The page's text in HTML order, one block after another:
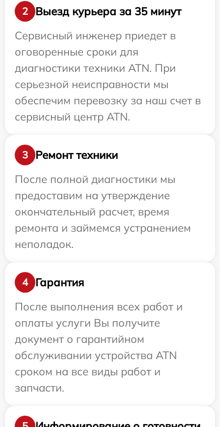
2
Выезд курьера за 35 минут
Сервисный инженер приедет в
оговоренные сроки для
диагностики техники ATN. При
серьезной неисправности мы
обеспечим перевозку за наш счет в
сервисный центр ATN.
3
Ремонт техники
После полной диагностики мы
предоставим на утверждение
окончательный расчет, время
ремонта и займемся устранением
неполадок.
4
Гарантия
После выполнения всех работ и
оплаты услуги Вы получите
документ о гарантийном
обслуживании устройства ATN
сроком на все виды работ и
запчасти.